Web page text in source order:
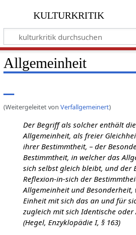
kulturkritik
Allgemeinheit
(Weitergeleitet von Verfallgemeinert)
Der Begriff als solcher enthält
Allgemeinheit, als freier
ihrer Bestimmtheit, – der
Bestimmtheit, in welcher das
sich selbst gleich bleibt, und der
Reflexion-in-sich der
Allgemeinheit und Besonderheit,
Einheit mit sich das an und für
zugleich mit sich Identische oder
(Hegel, Enzyklopädie I, § 163)